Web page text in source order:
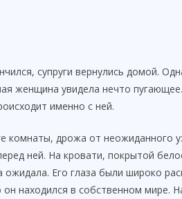
супруги вернулись домой.
женщина увидела нечто
именно с ней.
комнаты, дрожа от неожиданного
ней. На кровати, покрытой
ожидала. Его глаза были широко
находился в собственном мире.